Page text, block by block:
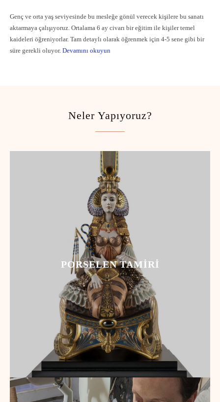
Genç ve orta yaş seviyesinde bu mesleğe gönül verecek kişilere bu sanatı
aktarmaya çalışıyoruz. Ortalama 6 ay civarı bir eğitim ile kişiler temel
kaideleri öğreniyorlar. Tam detaylı olarak öğrenmek için 4-5 sene gibi bir
süre gerekli oluyor. Devamını okuyun
Neler Yapıyoruz?
PORSELEN TAMIRI